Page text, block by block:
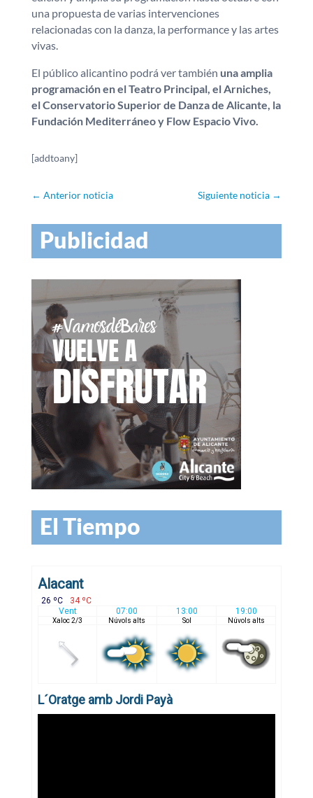
una propuesta de varias intervenciones
relacionadas con la danza, la performance y las artes
vivas.
El público alicantino podrá ver también una amplia
programación en el Teatro Principal, el Arniches,
el Conservatorio Superior de Danza de Alicante, la
Fundación Mediterráneo y Flow Espacio Vivo.
[addtoany]
← Anterior noticia Siguiente noticia →
Publicidad
El Tiempo